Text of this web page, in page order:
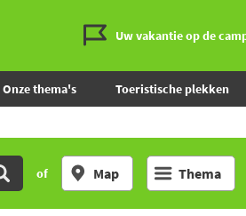
Uw vakantie op de
Onze thema's Toeristische plekken
of Map Thema